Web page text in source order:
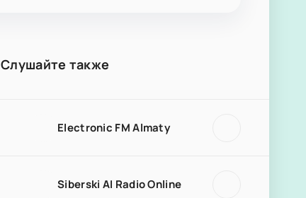
Слушайте также
Electronic FM Almaty
Siberski AI Radio Online